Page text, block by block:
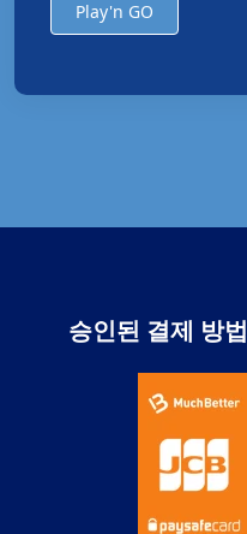
Play'n GO
승인된 결제 방법